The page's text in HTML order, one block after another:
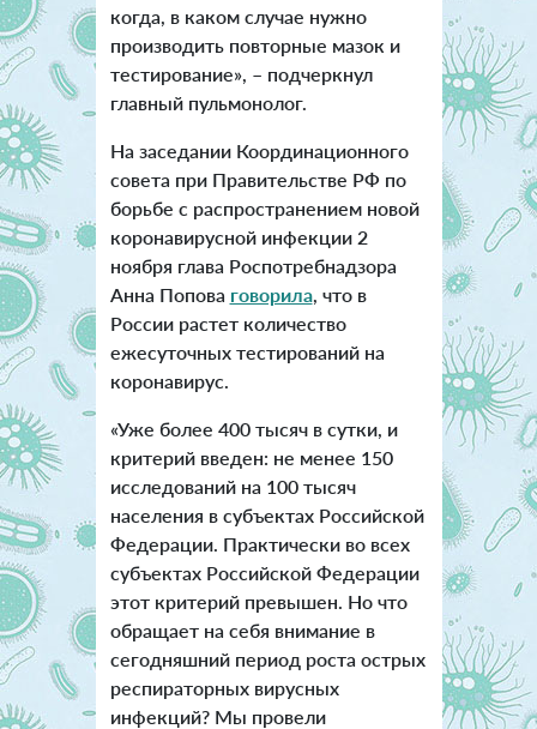
когда, в каком случае нужно
производить повторные мазок и
тестирование», – подчеркнул
главный пульмонолог.
На заседании Координационного
совета при Правительстве РФ по
борьбе с распространением новой
коронавирусной инфекции 2
ноября глава Роспотребнадзора
Анна Попова говорила, что в
России растет количество
ежесуточных тестирований на
коронавирус.
«Уже более 400 тысяч в сутки, и
критерий введен: не менее 150
исследований на 100 тысяч
населения в субъектах Российской
Федерации. Практически во всех
субъектах Российской Федерации
этот критерий превышен. Но что
обращает на себя внимание в
сегодняшний период роста острых
респираторных вирусных
инфекций? Мы провели